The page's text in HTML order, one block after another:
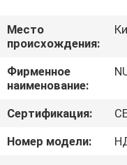
О
НАС
ЭКСКУРСИЯ
ПО
ЗАВОДУ
Место
происхождения:
Фирменное
наименование:
Сертификация:
Номер модели: